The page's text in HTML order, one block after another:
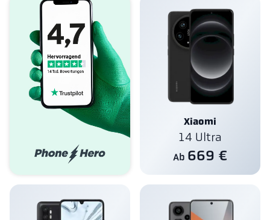
Xiaomi
14 Ultra
Ab 669 €